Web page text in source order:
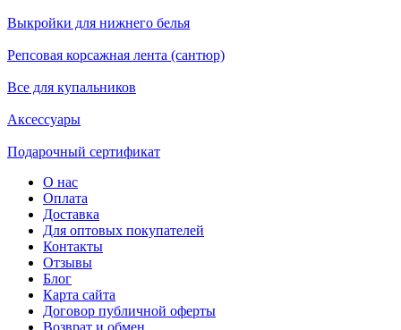
Выкройки для нижнего белья
Репсовая корсажная лента (сантюр)
Все для купальников
Аксессуары
Подарочный сертификат
О нас
Оплата
Доставка
Для оптовых покупателей
Контакты
Отзывы
Блог
Карта сайта
Договор публичной оферты